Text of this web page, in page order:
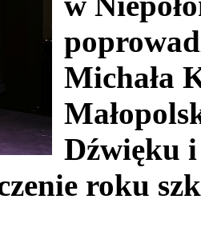
Michała
Dźwięku i
roku